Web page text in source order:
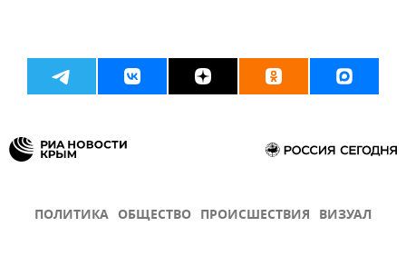
ПОЛИТИКА ОБЩЕСТВО ПРОИСШЕСТВИЯ ВИЗУАЛ